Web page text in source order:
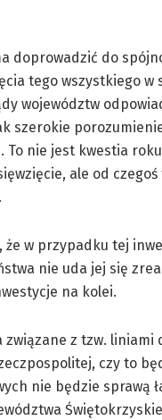
doprowadzić do
tego wszystkiego w
województw
szerokie
To nie jest kwestia
ale od
że w przypadku tej
nie uda jej się
na kolei.
związane z tzw. liniami
czy to
nie będzie sprawą